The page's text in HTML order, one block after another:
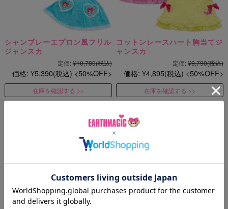
シャンブレーエプロン風フリル
ジャンスカ
定価:¥10,780(税込)
価格: ¥5,390(税込) 50%OFF
在庫を確認する
コットンレースハート胸当てジ
ャンスカ
定価:¥9,790(税込)
価格: ¥4,895(税込) 50%OFF
在庫を確認する